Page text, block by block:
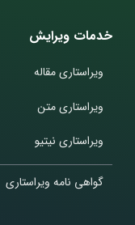
خدمات ویرایش
ویراستاری مقاله
ویراستاری متن
ویراستاری نیتیو
گواهی نامه ویراستاری